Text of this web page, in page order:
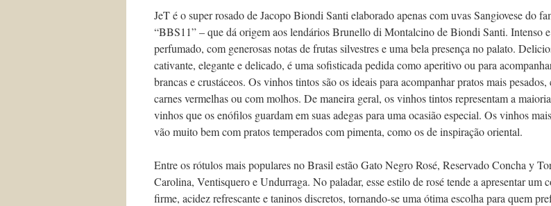
JeT é o super rosado de Jacopo Biondi Santi elaborado apenas com uvas Sangiovese do
“BBS11” – que dá origem aos lendários Brunello di Montalcino de Biondi Santi. Intenso e
perfumado, com generosas notas de frutas silvestres e uma bela presença no palato.
cativante, elegante e delicado, é uma sofisticada pedida como aperitivo ou para
brancas e crustáceos. Os vinhos tintos são os ideais para acompanhar pratos mais pesados,
carnes vermelhas ou com molhos. De maneira geral, os vinhos tintos representam a
vinhos que os enófilos guardam em suas adegas para uma ocasião especial. Os vinhos
vão muito bem com pratos temperados com pimenta, como os de inspiração oriental.
Entre os rótulos mais populares no Brasil estão Gato Negro Rosé, Reservado Concha y
Carolina, Ventisquero e Undurraga. No paladar, esse estilo de rosé tende a apresentar um
firme, acidez refrescante e taninos discretos, tornando-se uma ótima escolha para quem